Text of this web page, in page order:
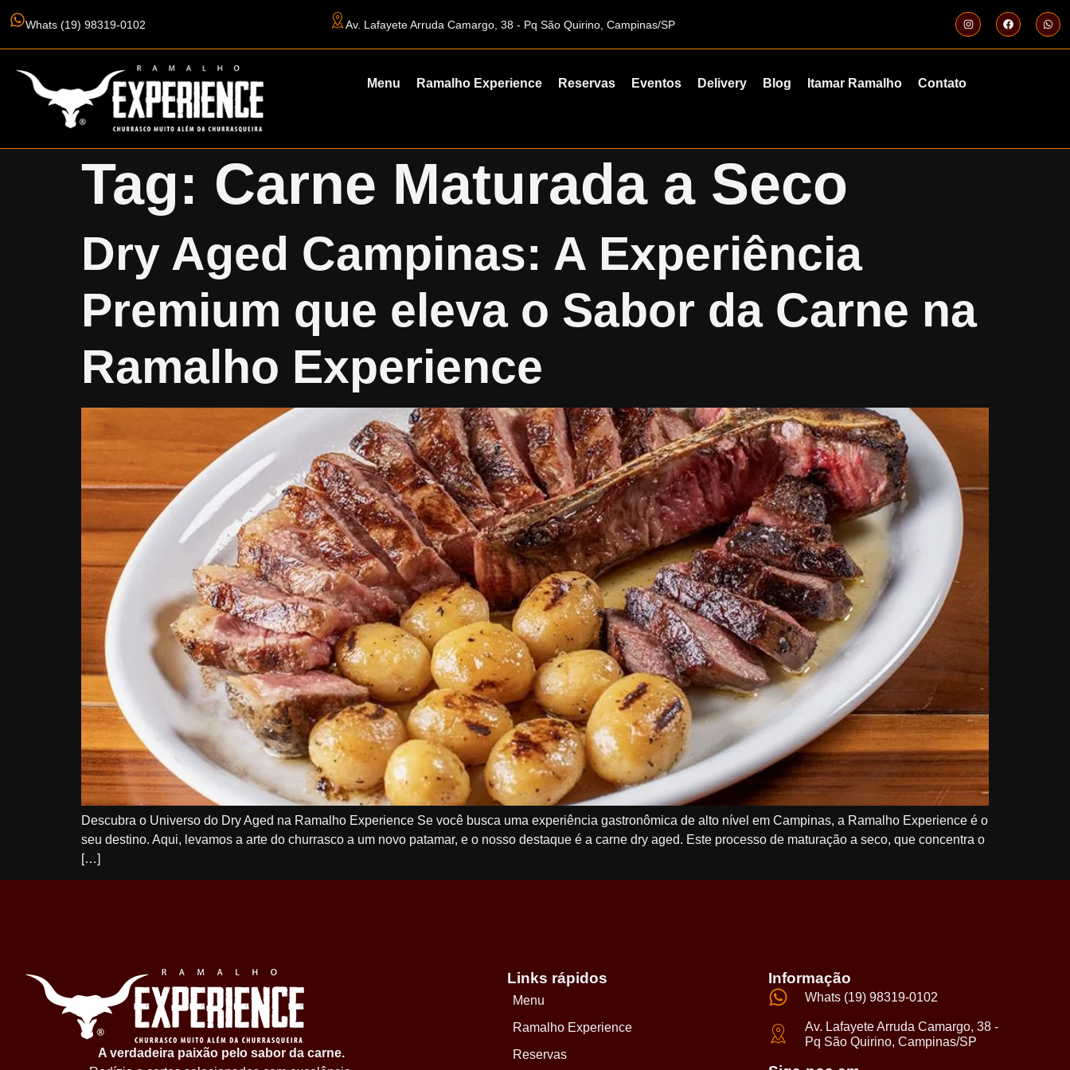
Whats (19) 98319-0102 Av. Lafayete Arruda Camargo, 38 - Pq São Quirino, Campinas/SP
Menu Ramalho Experience Reservas Eventos Delivery Blog Itamar Ramalho Contato
Tag: Carne Maturada a Seco
Dry Aged Campinas: A Experiência
Premium que eleva o Sabor da Carne na
Ramalho Experience
Descubra o Universo do Dry Aged na Ramalho Experience Se você busca uma experiência gastronômica de alto nível em Campinas, a Ramalho Experience é o
seu destino. Aqui, levamos a arte do churrasco a um novo patamar, e o nosso destaque é a carne dry aged. Este processo de maturação a seco, que concentra o
[…]
A verdadeira paixão pelo sabor da carne.
Links rápidos
Menu
Ramalho Experience
Reservas
Informação
Whats (19) 98319-0102
Av. Lafayete Arruda Camargo, 38 -
Pq São Quirino, Campinas/SP